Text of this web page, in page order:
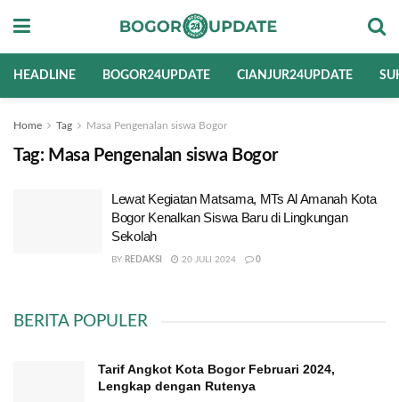
HEADLINE BOGOR24UPDATE CIANJUR24UPDATE
Home Tag Masa Pengenalan siswa Bogor
Tag: Masa Pengenalan siswa Bogor
Lewat Kegiatan Matsama, MTs Al Amanah Kota
Bogor Kenalkan Siswa Baru di Lingkungan
Sekolah
BY REDAKSI 20 JULI 2024 0
BERITA POPULER
Tarif Angkot Kota Bogor Februari 2024,
Lengkap dengan Rutenya